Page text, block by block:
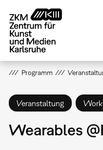
zum
Inhalt
Programm
Veranstaltung
Wearables